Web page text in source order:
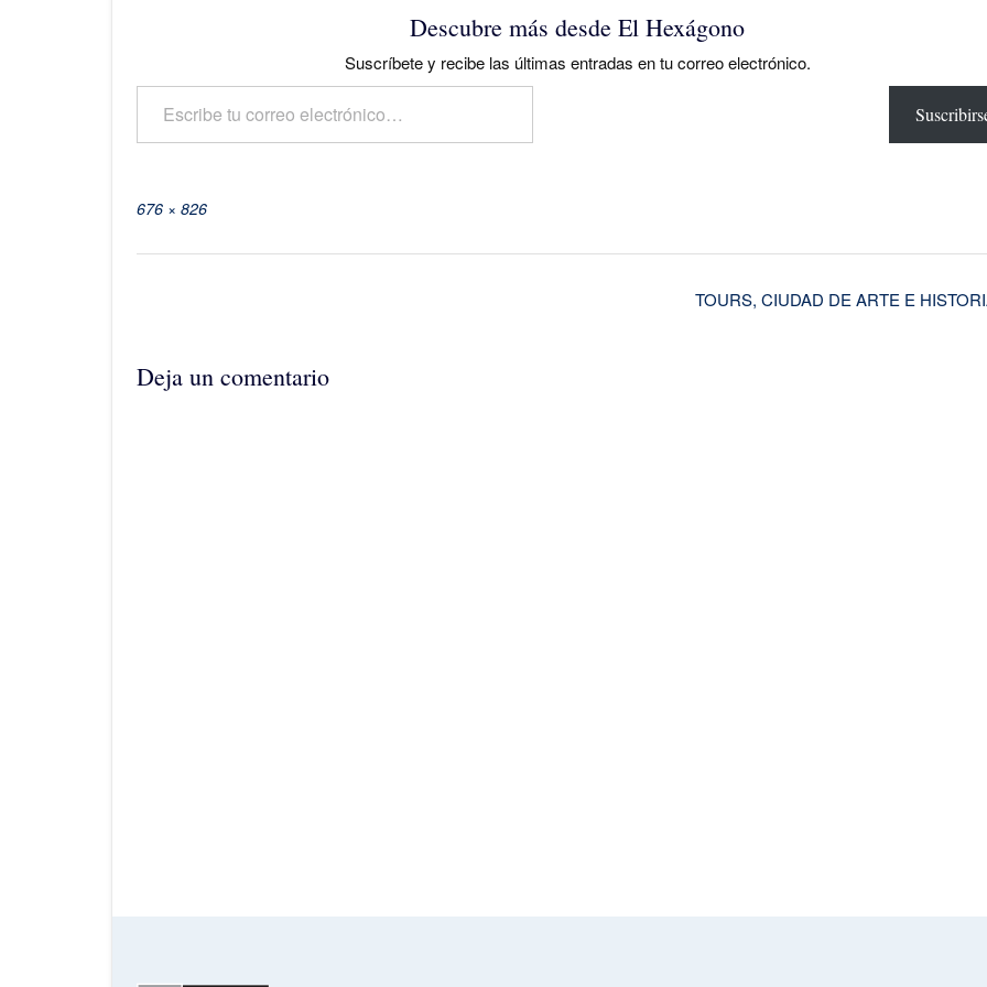
Descubre más desde El Hexágono
Suscríbete y recibe las últimas entradas en tu correo electrónico.
Escribe tu correo electrónico…
Tamaño
676 × 826
entrada
TOURS, CIUDAD DE ARTE E
Deja un comentario